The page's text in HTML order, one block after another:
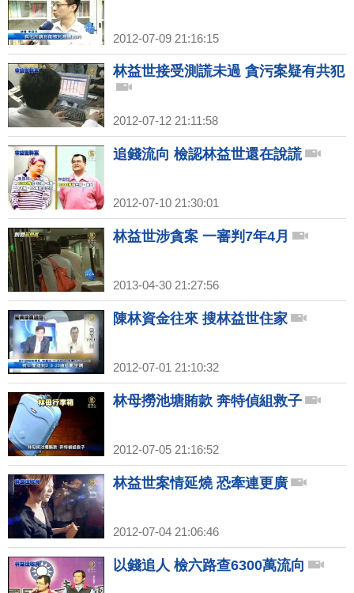
2012-07-09 21:16:15
林益世接受測謊未過 貪污案疑有共犯
2012-07-12 21:11:58
追錢流向 檢認林益世還在說謊
2012-07-10 21:30:01
林益世涉貪案 一審判7年4月
2013-04-30 21:27:56
陳林資金往來 搜林益世住家
2012-07-01 21:10:32
林母撈池塘賄款 奔特偵組救子
2012-07-05 21:16:52
林益世案情延燒 恐牽連更廣
2012-07-04 21:06:46
以錢追人 檢六路查6300萬流向